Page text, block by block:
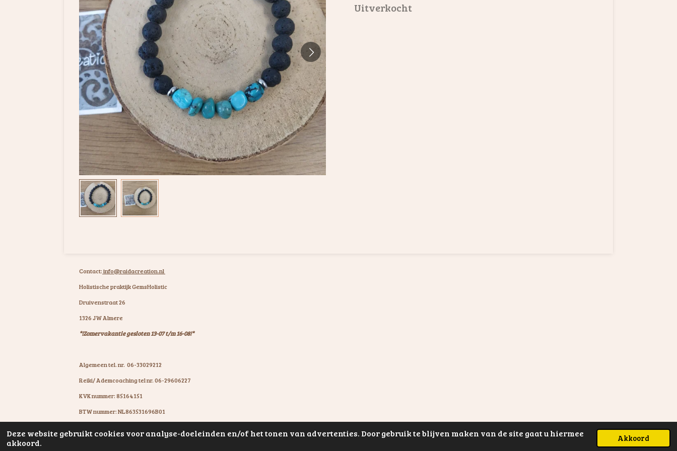
Deze website gebruikt cookies voor analyse-doeleinden en/of het tonen van advertenties. Door gebruik te blijven maken van de site gaat u hiermee
akkoord.
Akkoord
Uitverkocht
Contact:info@raidacreation.nl
Holistische praktijk GemsHolistic
Druivenstraat 26
1326 JW Almere
*!Zomervakantie gesloten 13-07 t/m 16-08!*
Algemeen tel. nr. 06-33029212
Reiki/ Ademcoaching tel nr. 06-29606227
KVK nummer: 85164151
BTW nummer: NL863531696B01
© 2020 - 2026 GemsHolistic by RaïdaCreation
Powered byJouwWeb